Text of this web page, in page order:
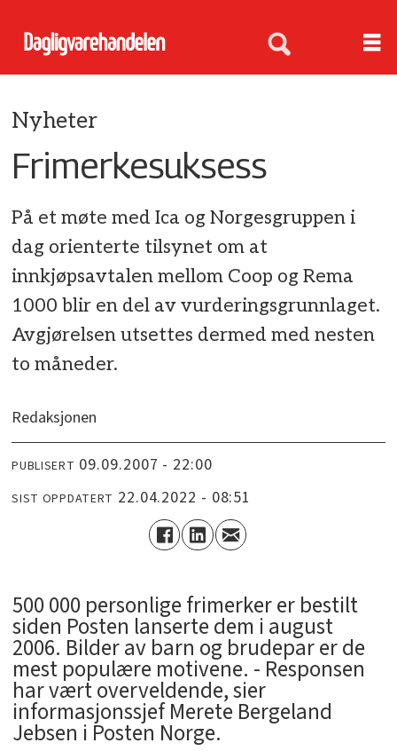
Nyheter
Frimerkesuksess
På et møte med Ica og Norgesgruppen i
dag orienterte tilsynet om at
innkjøpsavtalen mellom Coop og Rema
1000 blir en del av vurderingsgrunnlaget.
Avgjørelsen utsettes dermed med nesten
to måneder.
Redaksjonen
PUBLISERT 09.09.2007 - 22:00
SIST OPPDATERT 22.04.2022 - 08:51
500 000 personlige frimerker er bestilt
siden Posten lanserte dem i august
2006. Bilder av barn og brudepar er de
mest populære motivene. - Responsen
har vært overveldende, sier
informasjonssjef Merete Bergeland
Jebsen i Posten Norge.